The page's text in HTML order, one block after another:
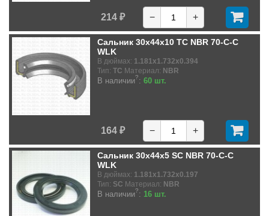
214 ₽ − +
Сальник 30x44x10 TC NBR 70-C-C
WLK
В дюймах: 1.181x1.732x0.394
Тип: TC Материал: NBR
В наличии?: 60 шт.
164 ₽ − +
Сальник 30x44x5 SC NBR 70-C-C
WLK
В дюймах: 1.181x1.732x0.197
Тип: SC Материал: NBR
В наличии?: 16 шт.